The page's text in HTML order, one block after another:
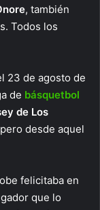
, también
Todos los
23 de agosto de
de básquetbol
de Los
desde aquel
felicitaba en
que lo